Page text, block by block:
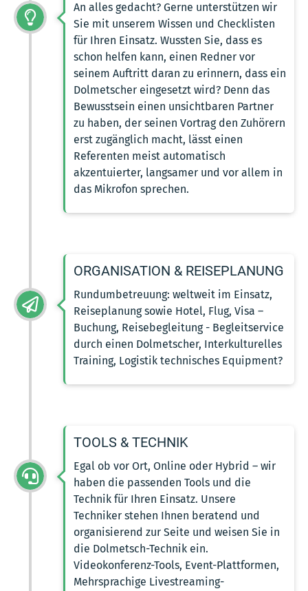
An alles gedacht? Gerne unterstützen wir
Sie mit unserem Wissen und Checklisten
für Ihren Einsatz. Wussten Sie, dass es
schon helfen kann, einen Redner vor
seinem Auftritt daran zu erinnern, dass ein
Dolmetscher eingesetzt wird? Denn das
Bewusstsein einen unsichtbaren Partner
zu haben, der seinen Vortrag den Zuhörern
erst zugänglich macht, lässt einen
Referenten meist automatisch
akzentuierter, langsamer und vor allem in
das Mikrofon sprechen.
ORGANISATION & REISEPLANUNG
Rundumbetreuung: weltweit im Einsatz,
Reiseplanung sowie Hotel, Flug, Visa –
Buchung, Reisebegleitung - Begleitservice
durch einen Dolmetscher, Interkulturelles
Training, Logistik technisches Equipment?
TOOLS & TECHNIK
Egal ob vor Ort, Online oder Hybrid – wir
haben die passenden Tools und die
Technik für Ihren Einsatz. Unsere
Techniker stehen Ihnen beratend und
organisierend zur Seite und weisen Sie in
die Dolmetsch-Technik ein.
Videokonferenz-Tools, Event-Plattformen,
Mehrsprachige Livestreaming-